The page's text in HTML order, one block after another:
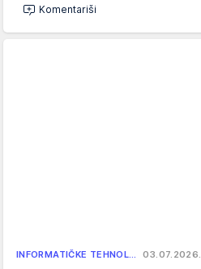
Komentariši
INFORMATIČKE TEHNOL… 03.07.2026.